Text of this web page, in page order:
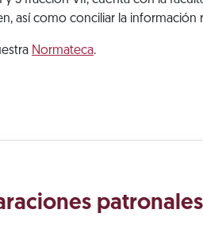
así como conciliar la
Normateca.
patronales